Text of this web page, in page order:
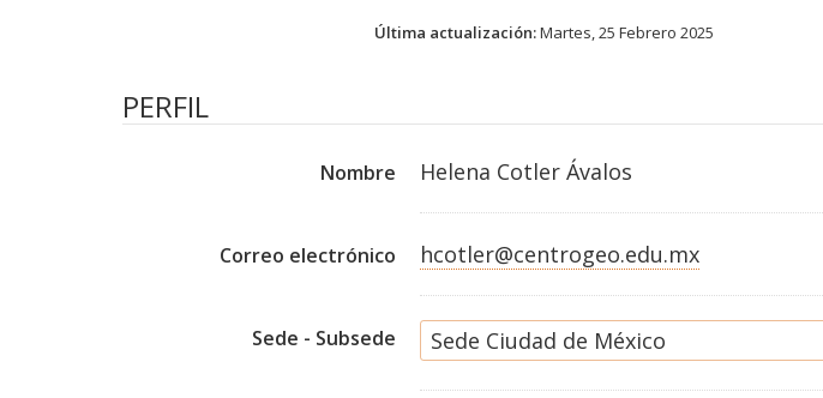
Última actualización:Martes, 25 Febrero 2025
PERFIL
Nombre Helena Cotler Ávalos
Correo electrónico hcotler@centrogeo.edu.mx
Sede - Subsede Sede Ciudad de México